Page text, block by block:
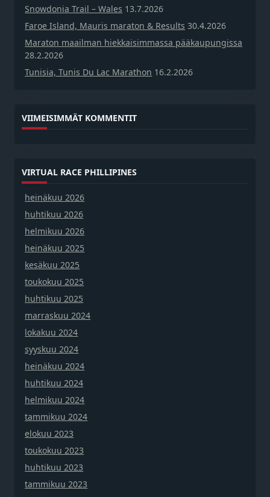
Snowdonia Trail – Wales 13.7.2026
Faroe Island, Mauris maraton & Results 30.4.2026
Maraton maailman hiekkaisimmassa pääkaupungissa
28.2.2026
Tunisia, Tunis Du Lac Marathon 16.2.2026
VIIMEISIMMÄT KOMMENTIT
VIRTUAL RACE PHILLIPINES
heinäkuu 2026
huhtikuu 2026
helmikuu 2026
heinäkuu 2025
kesäkuu 2025
toukokuu 2025
huhtikuu 2025
marraskuu 2024
lokakuu 2024
syyskuu 2024
heinäkuu 2024
huhtikuu 2024
helmikuu 2024
tammikuu 2024
elokuu 2023
toukokuu 2023
huhtikuu 2023
tammikuu 2023